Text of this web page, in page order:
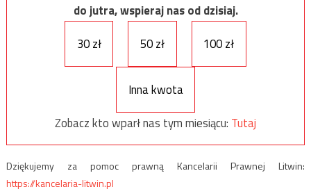
do jutra, wspieraj nas od dzisiaj.
30 zł
50 zł 100 zł
Inna kwota
Zobacz kto wparł nas tym miesiącu: Tutaj
Dziękujemy za pomoc prawną Kancelarii Prawnej Litwin:
https://kancelaria-litwin.pl